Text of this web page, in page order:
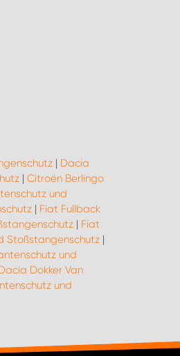
| Dacia
| Citroën Berlingo
und
| Fiat Fullback
| Fiat
Stoßstangenschutz |
und
Dokker Van
und